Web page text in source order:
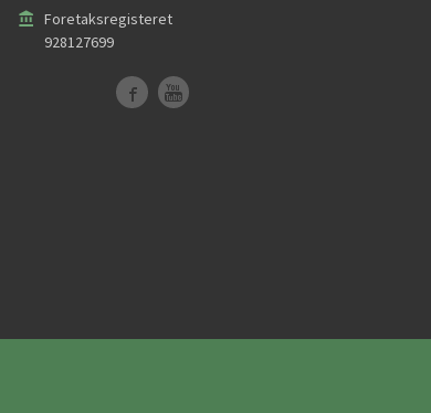
Foretaksregisteret
928127699